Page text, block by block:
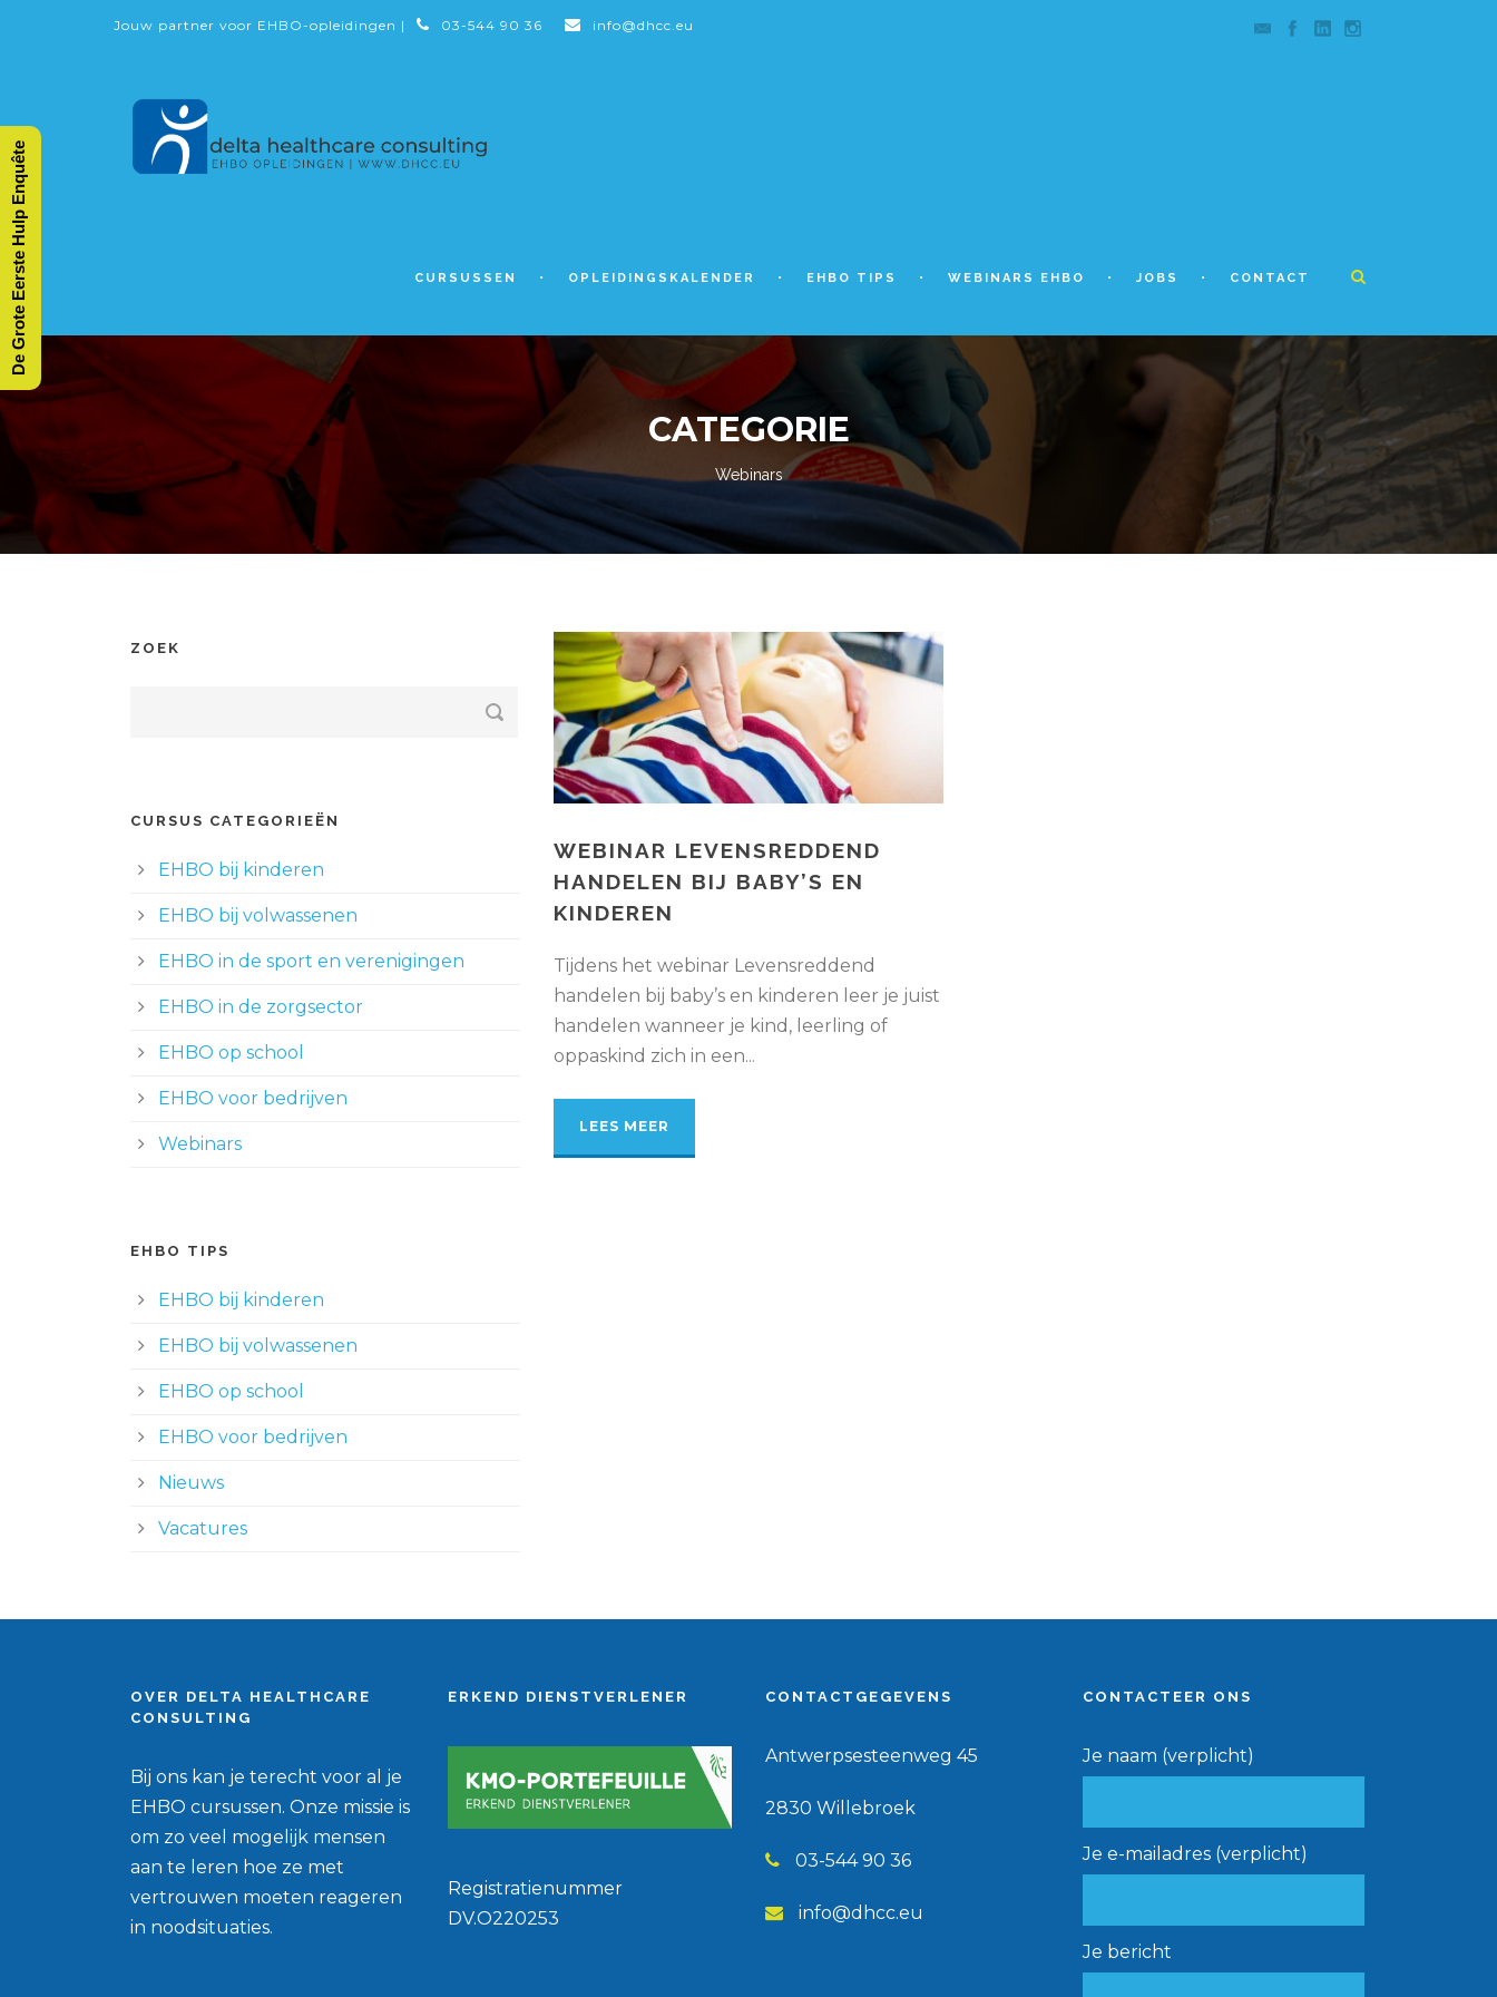
Jouw partner voor EHBO-opleidingen | 03-544 90 36 info@dhcc.eu
CURSUSSEN OPLEIDINGSKALENDER EHBO TIPS WEBINARS EHBO JOBS CONTACT
CATEGORIE
Webinars
WEBINAR LEVENSREDDEND
HANDELEN BIJ BABY’S EN
KINDEREN
Tijdens het webinar Levensreddend
handelen bij baby’s en kinderen leer je juist
handelen wanneer je kind, leerling of
oppaskind zich in een...
LEES MEER
ZOEK
CURSUS CATEGORIEËN
EHBO bij kinderen
EHBO bij volwassenen
EHBO in de sport en verenigingen
EHBO in de zorgsector
EHBO op school
EHBO voor bedrijven
Webinars
EHBO TIPS
EHBO bij kinderen
EHBO bij volwassenen
EHBO op school
EHBO voor bedrijven
Nieuws
Vacatures
OVER DELTA HEALTHCARE
CONSULTING
Bij ons kan je terecht voor al je
EHBO cursussen. Onze missie is
om zo veel mogelijk mensen
aan te leren hoe ze met
vertrouwen moeten reageren
in noodsituaties.
ERKEND DIENSTVERLENER
Registratienummer
DV.O220253
CONTACTGEGEVENS
Antwerpsesteenweg 45
2830 Willebroek
03-544 90 36
info@dhcc.eu
CONTACTEER ONS
Je naam (verplicht)
Je e-mailadres (verplicht)
Je bericht
De Grote Eerste Hulp Enquête